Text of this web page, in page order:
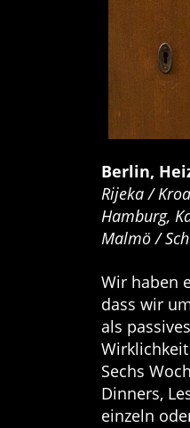
Berlin,
Rijeka /
Hamburg,
Malmö /
Wir haben
dass wir
als
Sechs
Dinners,
einzeln